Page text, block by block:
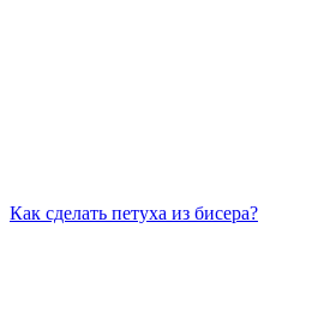
Как сделать петуха из бисера?